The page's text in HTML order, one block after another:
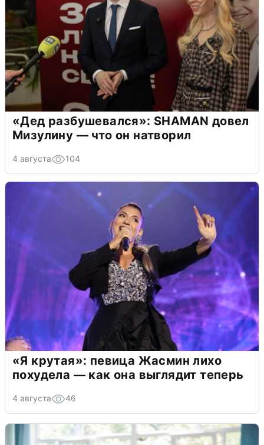
«Дед разбушевался»: SHAMAN довел
Мизулину — что он натворил
4 августа 104
«Я крутая»: певица Жасмин лихо
похудела — как она выглядит теперь
4 августа 46